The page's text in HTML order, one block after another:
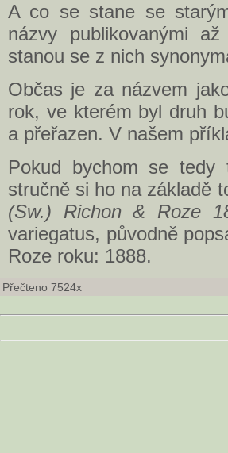
A co se stane se
názvy publikovanými
stanou se z nich
Občas je za názvem
rok, ve kterém byl druh
a přeřazen. V našem
Pokud bychom se
stručně si ho na základě
(Sw.) Richon & Roze
variegatus, původně
Roze roku: 1888.
Přečteno 7524x